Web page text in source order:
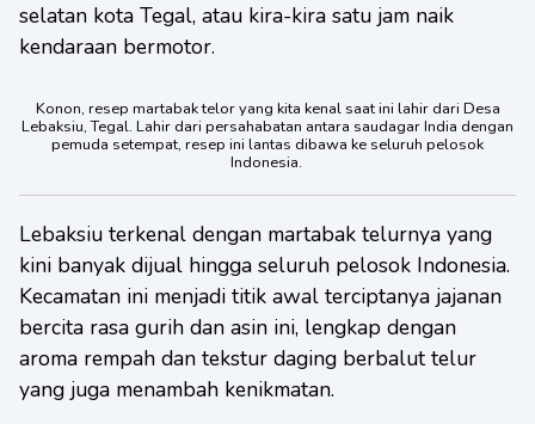
selatan kota Tegal, atau kira-kira satu jam naik
kendaraan bermotor.
Konon, resep martabak telor yang kita kenal saat ini lahir dari Desa
Lebaksiu, Tegal. Lahir dari persahabatan antara saudagar India dengan
pemuda setempat, resep ini lantas dibawa ke seluruh pelosok
Indonesia.
Lebaksiu terkenal dengan martabak telurnya yang
kini banyak dijual hingga seluruh pelosok Indonesia.
Kecamatan ini menjadi titik awal terciptanya jajanan
bercita rasa gurih dan asin ini, lengkap dengan
aroma rempah dan tekstur daging berbalut telur
yang juga menambah kenikmatan.